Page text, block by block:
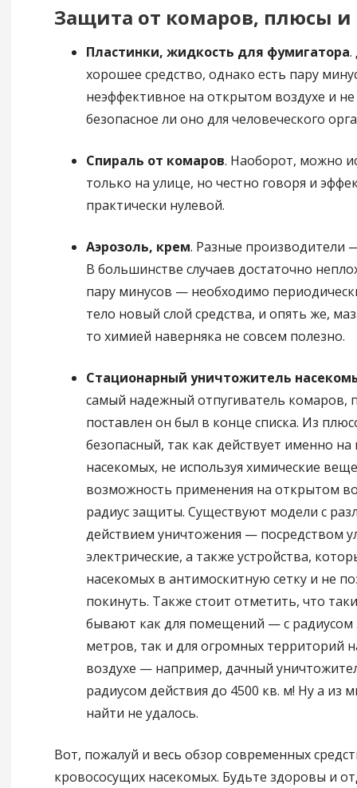
Защита от комаров, плюсы
Пластинки, жидкость для фумигатора.
хорошее средство, однако есть пару
неэффективное на открытом воздухе и
безопасное ли оно для человеческого
Спираль от комаров. Наоборот, можно
только на улице, но честно говоря и
практически нулевой.
Аэрозоль, крем. Разные производители
В большинстве случаев достаточно
пару минусов — необходимо
тело новый слой средства, и опять же,
то химией наверняка не совсем полезно.
Стационарный уничтожитель
самый надежный отпугиватель комаров,
поставлен он был в конце списка. Из
безопасный, так как действует именно на
насекомых, не используя химические
возможность применения на открытом
радиус защиты. Существуют модели с
действием уничтожения — посредством
электрические, а также устройства,
насекомых в антимоскитную сетку и не
покинуть. Также стоит отметить, что
бывают как для помещений — с
метров, так и для огромных территорий
воздухе — например, дачный
радиусом действия до 4500 кв. м! Ну а из
найти не удалось.
Вот, пожалуй и весь обзор современных
кровососущих насекомых. Будьте здоровы и